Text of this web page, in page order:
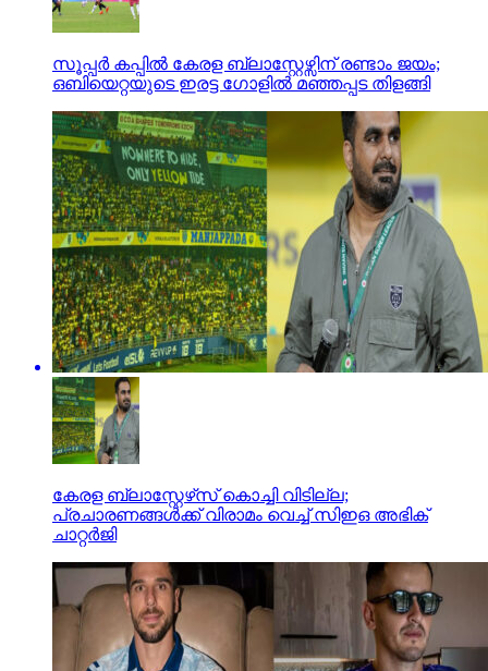
സൂപ്പര്‍ കപ്പില്‍ കേരള ബ്ലാസ്റ്റേഴ്സിന് രണ്ടാം ജയം;
ഒബിയെറ്റയുടെ ഇരട്ട ഗോളില്‍ മഞ്ഞപ്പട തിളങ്ങി
കേരള ബ്ലാസ്റ്റേഴ്‌സ് കൊച്ചി വിടില്ല;
പ്രചാരണങ്ങള്‍ക്ക് വിരാമം വെച്ച് സിഇഒ അഭിക്
ചാറ്റര്‍ജി